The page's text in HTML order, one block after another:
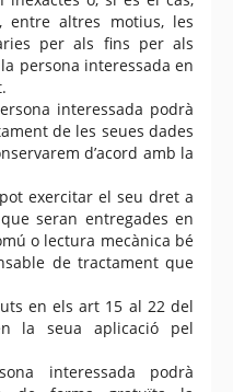
entre altres motius, les
per als fins per als
persona interessada en
interessada podrà
de les seues dades
d’acord amb la
exercitar el seu dret a
seran entregades en
o lectura mecànica bé
de tractament que
en els art 15 al 22 del
la seua aplicació pel
interessada podrà